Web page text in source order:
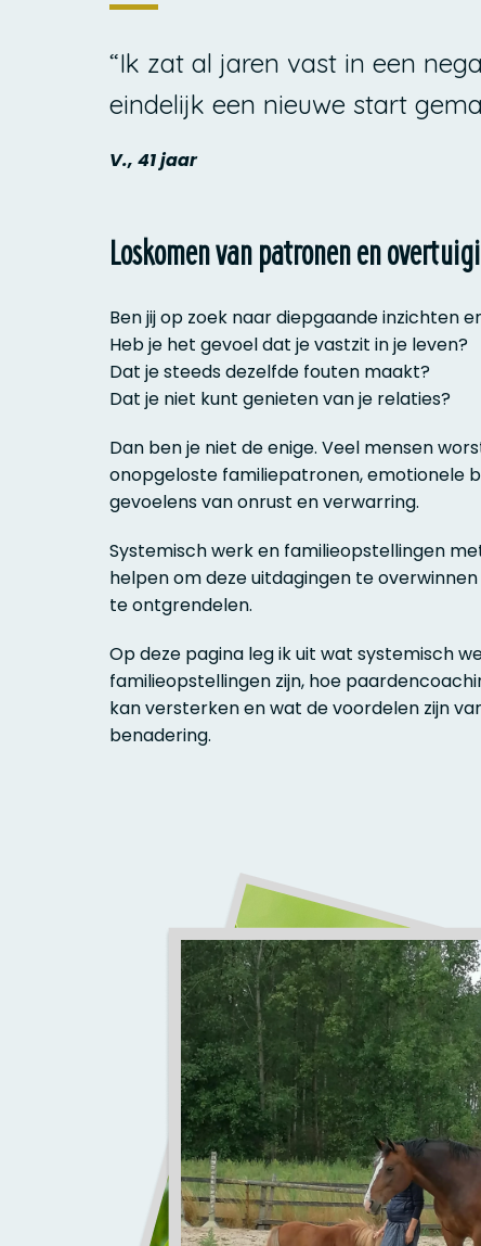
“Ik zat al jaren vast in een
eindelijk een nieuwe start
V., 41 jaar
Loskomen van patronen en
Ben jij op zoek naar diepgaande inzichten
Heb je het gevoel dat je vastzit in je leven?
Dat je steeds dezelfde fouten maakt?
Dat je niet kunt genieten van je relaties?
Dan ben je niet de enige. Veel mensen
onopgeloste familiepatronen, emotionele
gevoelens van onrust en verwarring.
Systemisch werk en familieopstellingen
helpen om deze uitdagingen te
te ontgrendelen.
Op deze pagina leg ik uit wat systemisch
familieopstellingen zijn, hoe
kan versterken en wat de voordelen zijn
benadering.